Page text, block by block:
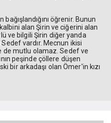
bağışlandığını öğrenir. Bunun
alan Şirin ve ciğerini alan
ve bilgili Şirin diğer yanda
vardır. Mecnun ikisi
de mutlu olamaz. Sedef ve
peşinde çöllere düşen
bir arkadaşı olan Ömer'in kızı